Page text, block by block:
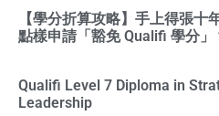
【學分折算攻略】手上得張十
點樣申請「豁免 Qualifi 學分」
Qualifi Level 7 Diploma in
Leadership